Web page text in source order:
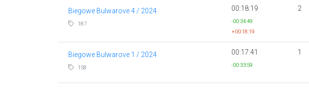
Biegowe Bulwarove 4 / 2024
187
00:18:19
-00:34:49
+00:18:19
2
Biegowe Bulwarove 1 / 2024
158
00:17:41
-00:33:59
1